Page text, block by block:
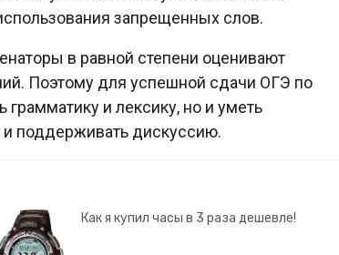
запрещенных слов.
в равной степени оценивают
Поэтому для успешной сдачи ОГЭ по
и лексику, но и уметь
поддерживать дискуссию.
Как я купил часы в 3 раза дешевле!